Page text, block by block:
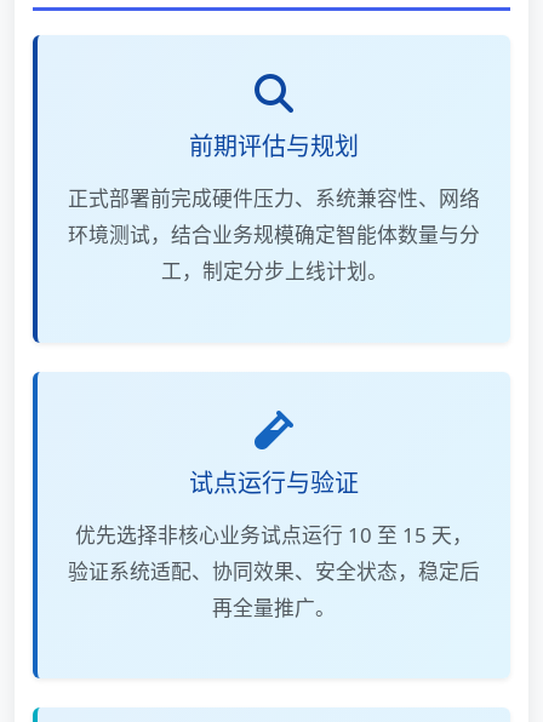
前期评估与规划
正式部署前完成硬件压力、系统兼容性、网络
环境测试，结合业务规模确定智能体数量与分
工，制定分步上线计划。
试点运行与验证
优先选择非核心业务试点运行 10 至 15 天，
验证系统适配、协同效果、安全状态，稳定后
再全量推广。